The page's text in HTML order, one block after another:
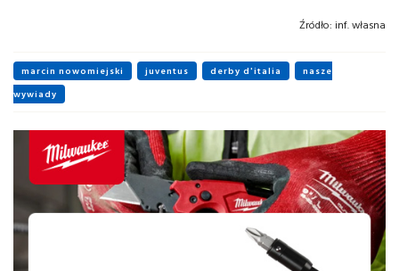
Źródło: inf. własna
marcin nowomiejski juventus derby d'italia
nasze
wywiady